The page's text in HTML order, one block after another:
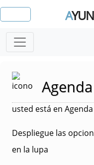
A
Agenda
usted está en Agenda
Despliegue las
en la lupa